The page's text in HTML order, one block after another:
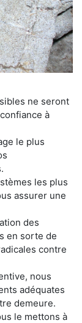
ne seront
à
le plus
les plus
assurer une
des
en sorte de
contre
nous
adéquates
demeure.
le mettons à